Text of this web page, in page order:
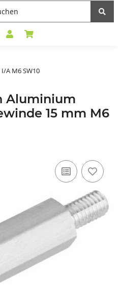
A M6 SW10
Aluminium
15 mm M6